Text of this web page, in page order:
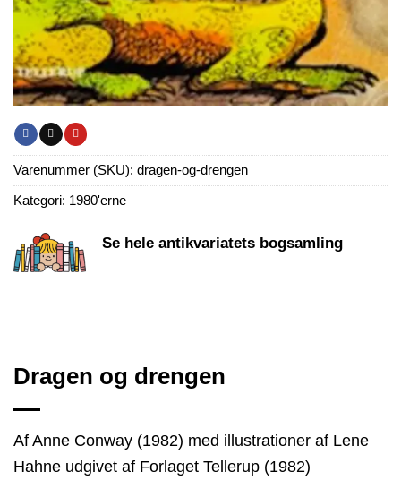
Varenummer (SKU): dragen-og-drengen
Kategori: 1980'erne
Se hele antikvariatets bogsamling
Dragen og drengen
Af Anne Conway (1982) med illustrationer af Lene
Hahne udgivet af Forlaget Tellerup (1982)